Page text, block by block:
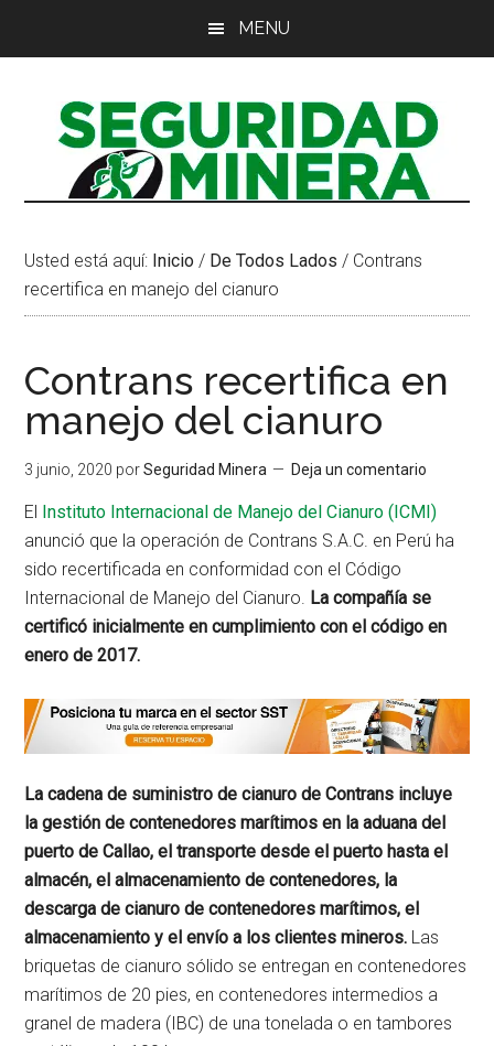
principal
MENU
Usted está aquí: Inicio / De Todos Lados / Contrans
recertifica en manejo del cianuro
Contrans recertifica en
manejo del cianuro
3 junio, 2020 porSeguridad Minera Deja un comentario
El Instituto Internacional de Manejo del Cianuro (ICMI)
anunció que la operación de Contrans S.A.C. en Perú ha
sido recertificada en conformidad con el Código
Internacional de Manejo del Cianuro. La compañía se
certificó inicialmente en cumplimiento con el código en
enero de 2017.
La cadena de suministro de cianuro de Contrans incluye
la gestión de contenedores marítimos en la aduana del
puerto de Callao, el transporte desde el puerto hasta el
almacén, el almacenamiento de contenedores, la
descarga de cianuro de contenedores marítimos, el
almacenamiento y el envío a los clientes mineros. Las
briquetas de cianuro sólido se entregan en contenedores
marítimos de 20 pies, en contenedores intermedios a
granel de madera (IBC) de una tonelada o en tambores